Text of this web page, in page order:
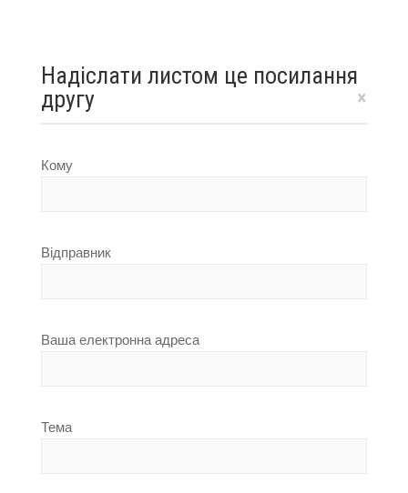
Надіслати листом це посилання
другу
×
Кому
Відправник
Ваша електронна адреса
Тема